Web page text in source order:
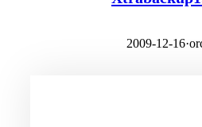
2009-12-16·